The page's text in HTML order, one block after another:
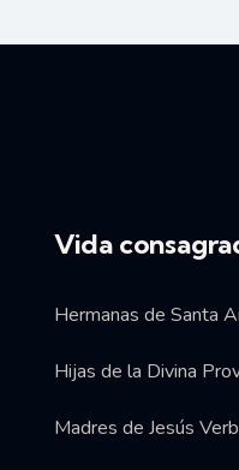
Vida
Hermanas de Santa
Hijas de la Divina
Madres de Jesús